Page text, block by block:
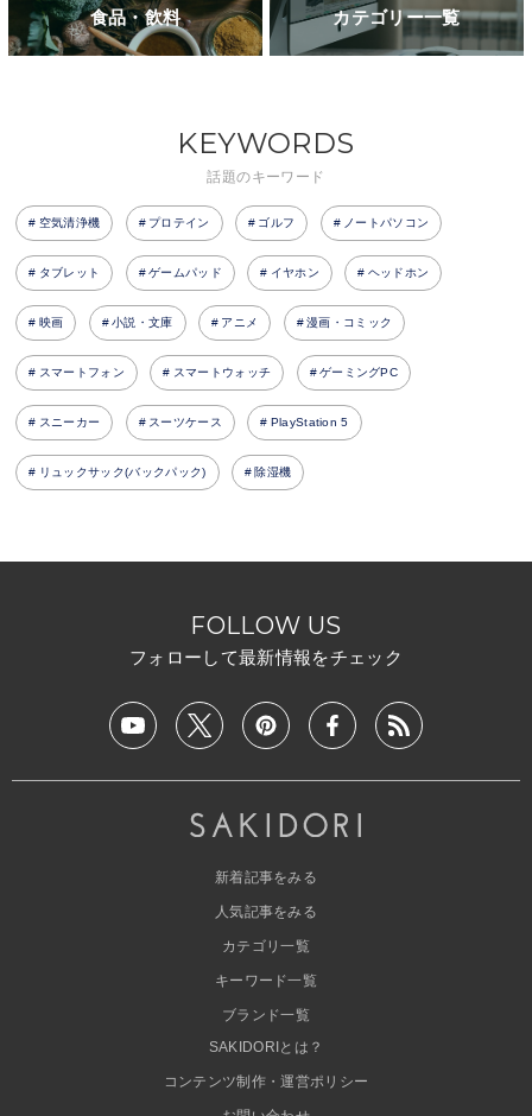
食品・飲料 カテゴリー一覧
KEYWORDS
話題のキーワード
空気清浄機 プロテイン ゴルフ ノートパソコン
タブレット ゲームパッド イヤホン ヘッドホン
映画 小説・文庫 アニメ 漫画・コミック
スマートフォン スマートウォッチ ゲーミングPC
スニーカー スーツケース PlayStation 5
リュックサック(バックパック) 除湿機
FOLLOW US
フォローして最新情報をチェック
新着記事をみる
人気記事をみる
カテゴリ一覧
キーワード一覧
ブランド一覧
SAKIDORIとは？
コンテンツ制作・運営ポリシー